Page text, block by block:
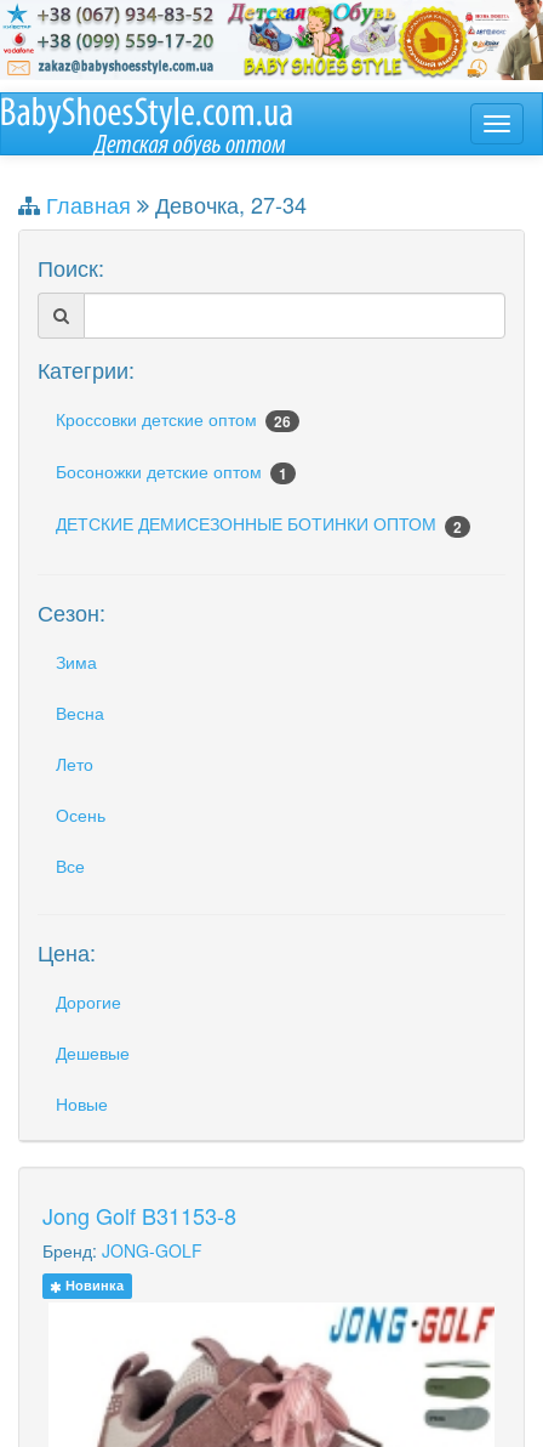
Главная
Девочка, 27-34
Поиск:
Категрии:
Кроссовки детские оптом 26
Босоножки детские оптом 1
ДЕТСКИЕ ДЕМИСЕЗОННЫЕ БОТИНКИ ОПТОМ 2
Сезон:
Зима
Весна
Лето
Осень
Все
Цена:
Дорогие
Дешевые
Новые
Jong Golf B31153-8
Бренд: JONG-GOLF
Новинка